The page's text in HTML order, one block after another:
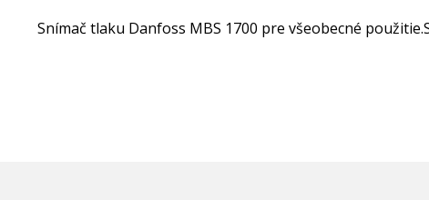
Snímač tlaku Danfoss MBS 1700 pre všeobecné